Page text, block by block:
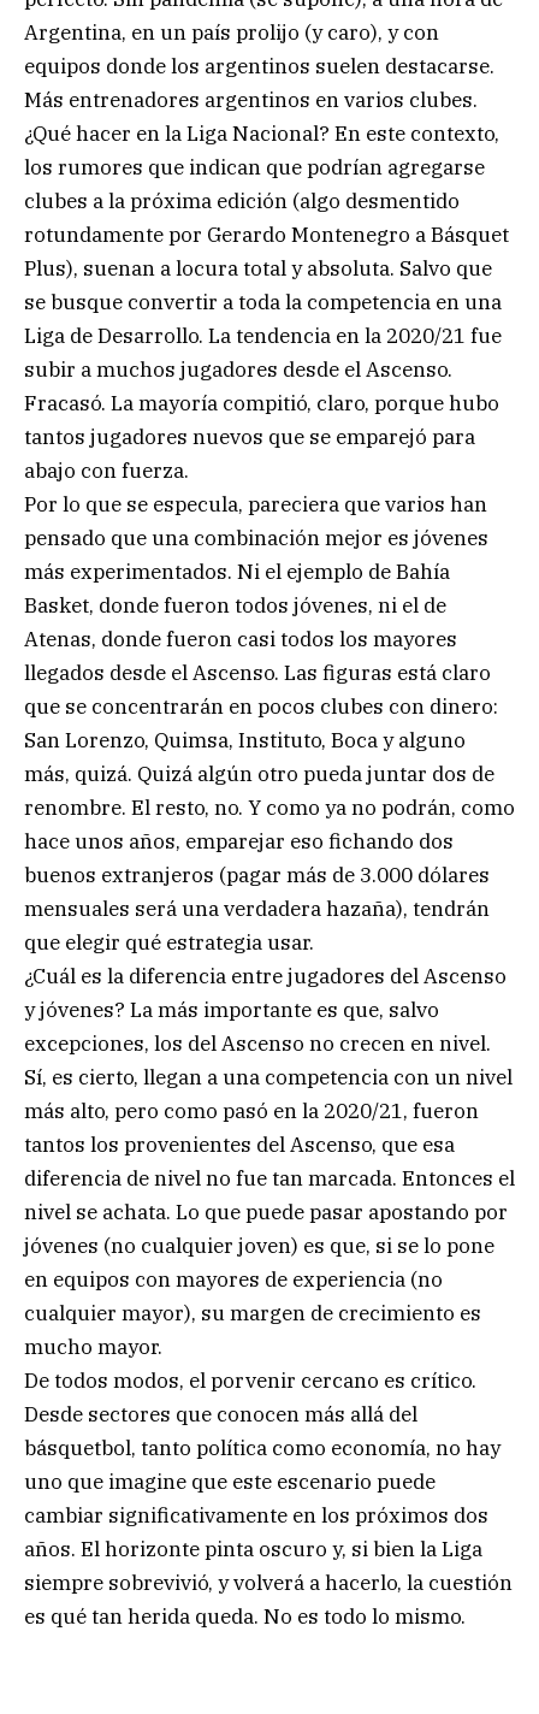
Argentina, en un país prolijo (y caro), y con
equipos donde los argentinos suelen destacarse.
Más entrenadores argentinos en varios clubes.
¿Qué hacer en la Liga Nacional? En este contexto,
los rumores que indican que podrían agregarse
clubes a la próxima edición (algo desmentido
rotundamente por Gerardo Montenegro a Básquet
Plus), suenan a locura total y absoluta. Salvo que
se busque convertir a toda la competencia en una
Liga de Desarrollo. La tendencia en la 2020/21 fue
subir a muchos jugadores desde el Ascenso.
Fracasó. La mayoría compitió, claro, porque hubo
tantos jugadores nuevos que se emparejó para
abajo con fuerza.
Por lo que se especula, pareciera que varios han
pensado que una combinación mejor es jóvenes
más experimentados. Ni el ejemplo de Bahía
Basket, donde fueron todos jóvenes, ni el de
Atenas, donde fueron casi todos los mayores
llegados desde el Ascenso. Las figuras está claro
que se concentrarán en pocos clubes con dinero:
San Lorenzo, Quimsa, Instituto, Boca y alguno
más, quizá. Quizá algún otro pueda juntar dos de
renombre. El resto, no. Y como ya no podrán, como
hace unos años, emparejar eso fichando dos
buenos extranjeros (pagar más de 3.000 dólares
mensuales será una verdadera hazaña), tendrán
que elegir qué estrategia usar.
¿Cuál es la diferencia entre jugadores del Ascenso
y jóvenes? La más importante es que, salvo
excepciones, los del Ascenso no crecen en nivel.
Sí, es cierto, llegan a una competencia con un nivel
más alto, pero como pasó en la 2020/21, fueron
tantos los provenientes del Ascenso, que esa
diferencia de nivel no fue tan marcada. Entonces el
nivel se achata. Lo que puede pasar apostando por
jóvenes (no cualquier joven) es que, si se lo pone
en equipos con mayores de experiencia (no
cualquier mayor), su margen de crecimiento es
mucho mayor.
De todos modos, el porvenir cercano es crítico.
Desde sectores que conocen más allá del
básquetbol, tanto política como economía, no hay
uno que imagine que este escenario puede
cambiar significativamente en los próximos dos
años. El horizonte pinta oscuro y, si bien la Liga
siempre sobrevivió, y volverá a hacerlo, la cuestión
es qué tan herida queda. No es todo lo mismo.